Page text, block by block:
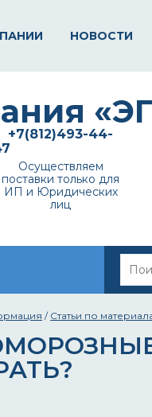
НОВОСТИ
+7(812)493-44-
Осуществляем
поставки только для
ИП и Юридических
лиц
/ Статьи по